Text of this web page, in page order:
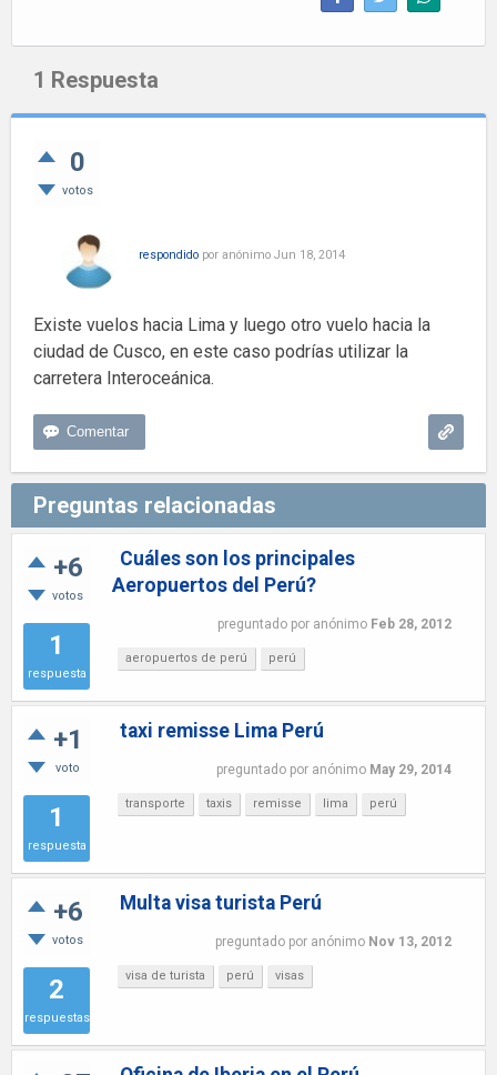
1 Respuesta
0
votos
respondido por anónimo Jun 18, 2014
Existe vuelos hacia Lima y luego otro vuelo hacia la
ciudad de Cusco, en este caso podrías utilizar la
carretera Interoceánica.
Preguntas relacionadas
+6
votos
1
respuesta
Cuáles son los principales
Aeropuertos del Perú?
preguntado por anónimo Feb 28, 2012
aeropuertos de perú perú
+1
voto
1
respuesta
taxi remisse Lima Perú
preguntado por anónimo May 29, 2014
transporte taxis remisse lima perú
+6
votos
2
respuestas
Multa visa turista Perú
preguntado por anónimo Nov 13, 2012
visa de turista perú visas